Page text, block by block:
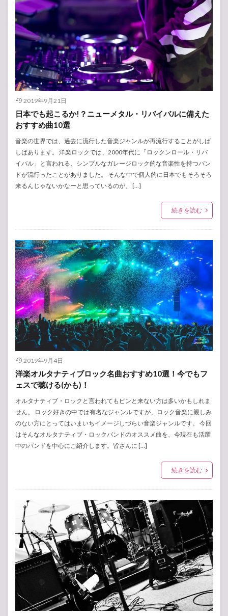
2019年9月21日
日本でも起こるか!？ニューメタル・リバイバルに備えた
おすすめ曲10選
音楽の世界では、過去に流行した音楽ジャンルが再流行することがしば
しばあります。 洋楽ロックでは、2000年代に「ロックンロール・リバ
イバル」と言われる、シンプルなガレージロック的な音楽性を持つバン
ドが流行ったことがありました。 そんな中で個人的に日本でもそろそろ
来るんじゃないかなーと思っているのが、 […]
続きを読む
2019年9月4日
洋楽オルタナティブロック名曲おすすめ10選！今でもフ
ェスで聴ける(かも)！
オルタナティブ・ロックと言われてもピンと来ない方は多いかもしれま
せん。 ロック好きの中では有名なジャンルですが、ロック音楽に親しみ
のない方にとってはいまいちイメージしづらい音楽ジャンルです。 今回
はそんなオルタナティブ・ロックバンドのオススメ曲を、今現在も活躍
中のバンドを中心にご紹介します。皆さんに […]
続きを読む